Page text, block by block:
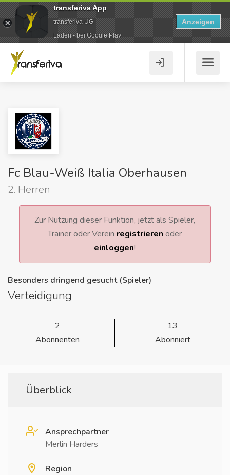
Fc Blau-Weiß Italia Oberhausen
2. Herren
Zur Nutzung dieser Funktion, jetzt als Spieler,
Trainer oder Verein registrieren oder
einloggen!
Besonders dringend gesucht (Spieler)
Verteidigung
2
Abonnenten
13
Abonniert
Überblick
Ansprechpartner
Merlin Harders
Region
transferiva App
transferiva UG
Laden - bei Google Play
Anzeigen